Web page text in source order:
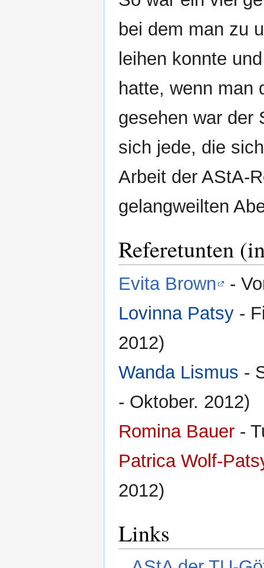
bei dem man zu
leihen konnte
hatte, wenn man
gesehen war der
sich jede, die
Arbeit der AStA-
gelangweilten
Referetunten
Evita Brown
-
Lovinna Patsy -
2012)
Wanda Lismus -
- Oktober. 2012)
Romina Bauer -
Patrica Wolf-
2012)
Links